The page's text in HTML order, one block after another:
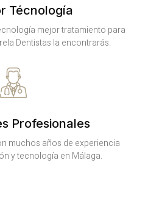
Técnología
mejor tratamiento para
Dentistas la encontrarás.
Profesionales
muchos años de experiencia
y tecnología en Málaga.